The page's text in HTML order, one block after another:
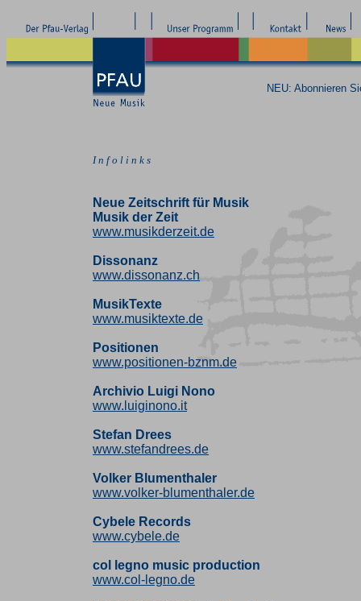
NEU: Abonnieren
I n f o l i n k s
Neue Zeitschrift für Musik
Musik der Zeit
www.musikderzeit.de
Dissonanz
www.dissonanz.ch
MusikTexte
www.musiktexte.de
Positionen
www.positionen-bznm.de
Archivio Luigi Nono
www.luiginono.it
Stefan Drees
www.stefandrees.de
Volker Blumenthaler
www.volker-blumenthaler.de
Cybele Records
www.cybele.de
col legno music production
www.col-legno.de